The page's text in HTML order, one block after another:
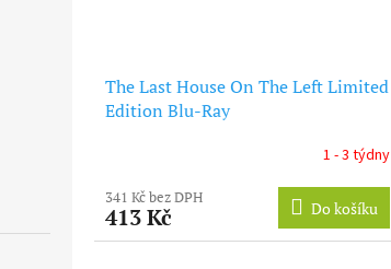
The Last House On The Left Limited
Edition Blu-Ray
1 - 3 týdny
341 Kč bez DPH
413 Kč Do košíku